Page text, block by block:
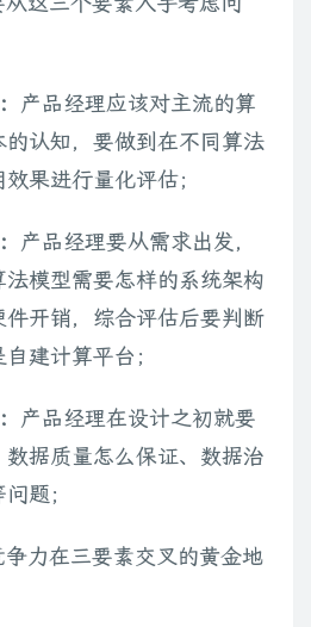
产品经理应该对主流的算
认知，要做到在不同算法
果进行量化评估；
产品经理要从需求出发，
模型需要怎样的系统架构
开销，综合评估后要判断
建计算平台；
产品经理在设计之初就要
据质量怎么保证、数据治
题；
力在三要素交叉的黄金地